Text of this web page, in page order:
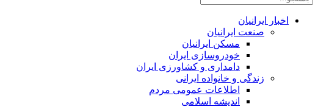
اخبار ایرانیان
صنعت ایرانیان
مسکن ایرانیان
خودروسازی ایران
دامداری و کشاورزی ایران
زندگی و خانواده ایرانی
اطلاعات عمومی مردم
اندیشه اسلامی